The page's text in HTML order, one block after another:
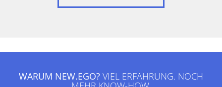
WARUM NEW.EGO? VIEL ERFAHRUNG. NOCH